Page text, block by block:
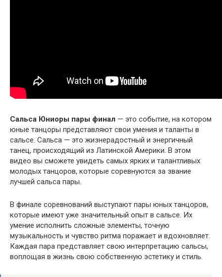
Сальса Юниоры пары финал — это событие, на котором
юные танцоры представляют свои умения и таланты в
сальсе. Сальса — это жизнерадостный и энергичный
танец, происходящий из Латинской Америки. В этом
видео вы сможете увидеть самых ярких и талантливых
молодых танцоров, которые соревнуются за звание
лучшей сальса пары.
В финале соревнований выступают пары юных танцоров,
которые имеют уже значительный опыт в сальсе. Их
умение исполнить сложные элементы, точную
музыкальность и чувство ритма поражает и вдохновляет.
Каждая пара представляет свою интерпретацию сальсы,
воплощая в жизнь свою собственную эстетику и стиль.